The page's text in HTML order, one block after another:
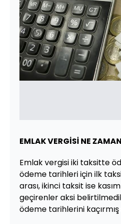
EMLAK VERGİSİ NE
Emlak vergisi iki taksitte
ödeme tarihleri için ilk
arası, ikinci taksit ise kasım
geçirenler aksi
ödeme tarihlerini